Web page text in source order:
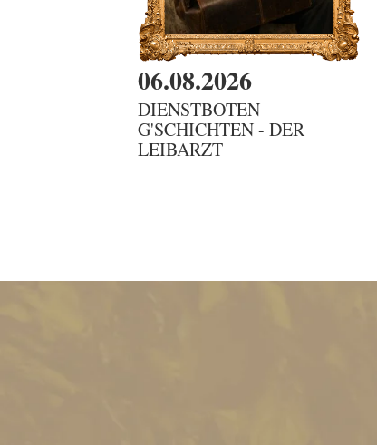
06.08.2026
DIENSTBOTEN
G'SCHICHTEN - DER
LEIBARZT